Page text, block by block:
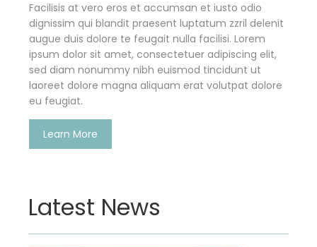
Facilisis at vero eros et accumsan et iusto odio
dignissim qui blandit praesent luptatum zzril delenit
augue duis dolore te feugait nulla facilisi. Lorem
ipsum dolor sit amet, consectetuer adipiscing elit,
sed diam nonummy nibh euismod tincidunt ut
laoreet dolore magna aliquam erat volutpat dolore
eu feugiat.
Learn More
Latest News